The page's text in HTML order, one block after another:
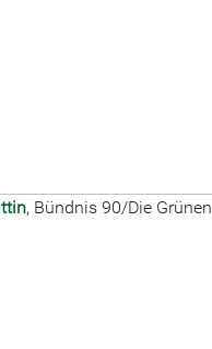
, Bündnis 90/Die Grünen